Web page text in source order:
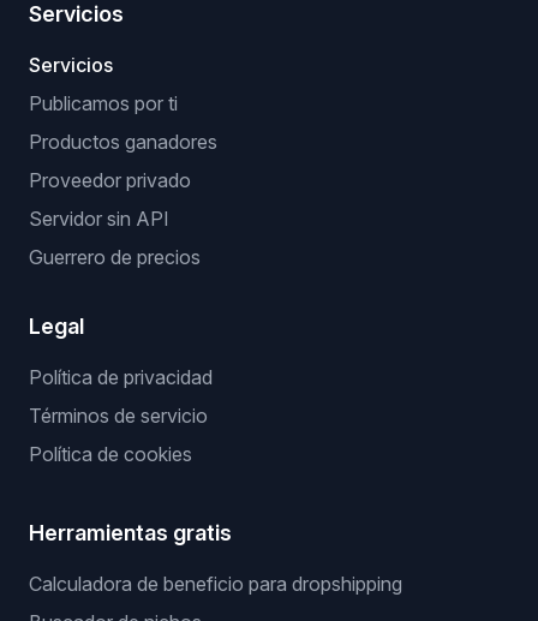
Servicios
Servicios
Publicamos por ti
Productos ganadores
Proveedor privado
Servidor sin API
Guerrero de precios
Legal
Política de privacidad
Términos de servicio
Política de cookies
Herramientas gratis
Calculadora de beneficio para dropshipping